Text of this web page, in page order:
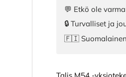
💬 Etkö ole
🔒 Turvalliset ja
🇫🇮